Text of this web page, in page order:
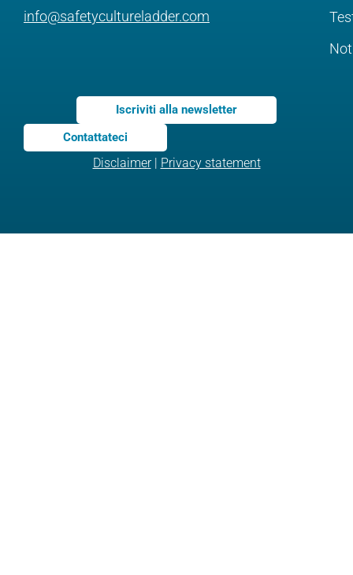
info@safetycultureladder.com
Iscriviti alla newsletter
Contattateci
Disclaimer| Privacy statement